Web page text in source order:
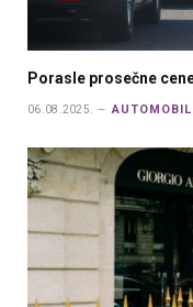
Porasle prosečne
06.08.2025.